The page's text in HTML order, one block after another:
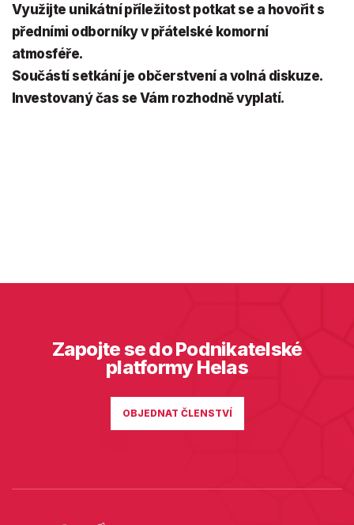
Využijte unikátní příležitost potkat se a hovořit s
předními odborníky v přátelské komorní
atmosféře.
Součástí setkání je občerstvení a volná diskuze.
Investovaný čas se Vám rozhodně vyplatí.
Zapojte se do Podnikatelské
platformy Helas
OBJEDNAT ČLENSTVÍ